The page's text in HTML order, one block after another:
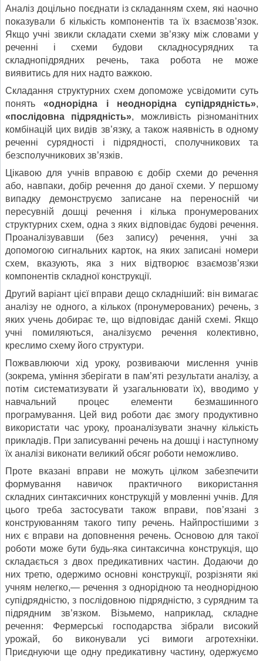
Аналіз доцільно поєднати із складанням схем, які наочно
показували б кількість компонентів та їх взаємозв’язок.
Якщо учні звикли складати схеми зв’язку між словами у
реченні і схеми будови складносурядних та
складнопідрядних речень, така робота не може
виявитись для них надто важкою.
Складання структурних схем допоможе усвідомити суть
понять«однорідна і неоднорідна супідрядність»,
«послідовна підрядність», можливість різноманітних
комбінацій цих видів зв’язку, а також наявність в одному
реченні сурядності і підрядності, сполучникових та
безсполучникових зв’язків.
Цікавою для учнів вправою є добір схеми до речення
або, навпаки, добір речення до даної схеми. У першому
випадку демонструємо записане на переносній чи
пересувній дошці речення і кілька пронумерованих
структурних схем, одна з яких відповідає будові речення.
Проаналізувавши (без запису) речення, учні за
допомогою сигнальних карток, на яких записані номери
схем, вказують, яка з них відтворює взаємозв’язки
компонентів складної конструкції.
Другий варіант цієї вправи дещо складніший: він вимагає
аналізу не одного, а кількох (пронумерованих) речень, з
яких учень добирає те, що відповідає даній схемі. Якщо
учні помиляються, аналізуємо речення колективно,
креслимо схему його структури.
Пожвавлюючи хід уроку, розвиваючи мислення учнів
(зокрема, уміння зберігати в пам’яті результати аналізу, а
потім систематизувати й узагальнювати їх), вводимо у
навчальний процес елементи безмашинного
програмування. Цей вид роботи дає змогу продуктивно
використати час уроку, проаналізувати значну кількість
прикладів. При запи­суванні речень на дошці і наступному
їх аналізі виконати великий обсяг роботи неможливо.
Проте вказані вправи не можуть цілком забезпечити
формування навичок практичного використання
складних синтаксичних конструкцій у мовленні учнів. Для
цього треба застосувати також вправи, пов’язані з
конструюванням такого типу речень. Найпростішими з
них є вправи на доповнення речень. Основою для такої
роботи може бути будь-яка синтаксична конструкція, що
складається з двох предикативних частин. До­даючи до
них третю, одержимо основні конструкції, розрізняти які
учням нелегко,— речення з однорідною та неоднорідною
супідрядністю, з послідовною підрядністю, з сурядним та
підрядним зв’язком. Візьмемо, наприклад, складне
речення: Фермерські господарства зібрали високий
урожай, бо виконували усі вимоги агротехніки.
Приєднуючи ще одну предикативну частину, одержуємо